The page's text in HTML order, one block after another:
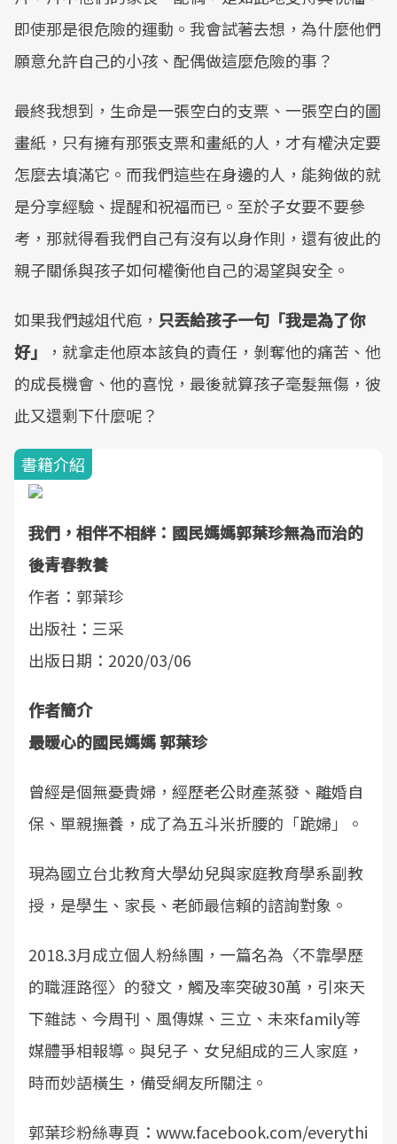
即使那是很危險的運動。我會試著去想，為什麼他們
願意允許自己的小孩、配偶做這麼危險的事？
最終我想到，生命是一張空白的支票、一張空白的圖
畫紙，只有擁有那張支票和畫紙的人，才有權決定要
怎麼去填滿它。而我們這些在身邊的人，能夠做的就
是分享經驗、提醒和祝福而已。至於子女要不要參
考，那就得看我們自己有沒有以身作則，還有彼此的
親子關係與孩子如何權衡他自己的渴望與安全。
如果我們越俎代庖， 只丟給孩子一句「我是為了你
好」
，就拿走他原本該負的責任，剝奪他的痛苦、他
的成長機會、他的喜悅，最後就算孩子毫髮無傷，彼
此又還剩下什麼呢？
書籍介紹
我們，相伴不相絆：國民媽媽郭葉珍無為而治的
後青春教養
作者：郭葉珍
出版社：三采
出版日期：2020/03/06
作者簡介
最暖心的國民媽媽 郭葉珍
曾經是個無憂貴婦，經歷老公財產蒸發、離婚自
保、單親撫養，成了為五斗米折腰的「跪婦」。
現為國立台北教育大學幼兒與家庭教育學系副教
授，是學生、家長、老師最信賴的諮詢對象。
2018.3月成立個人粉絲團，一篇名為〈不靠學歷
的職涯路徑〉的發文，觸及率突破30萬，引來天
下雜誌、今周刊、風傳媒、三立、未來family等
媒體爭相報導。與兒子、女兒組成的三人家庭，
時而妙語橫生，備受網友所關注。
郭葉珍粉絲專頁：www.facebook.com/everythi